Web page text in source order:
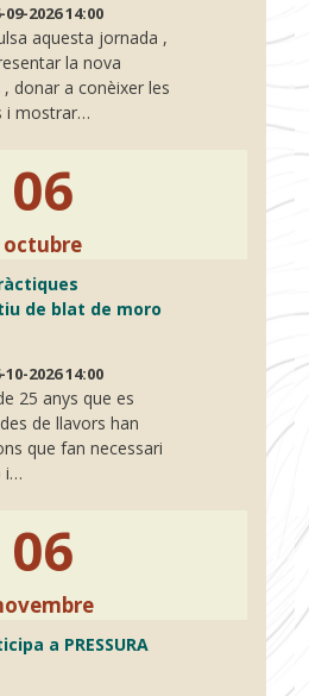
2026 14:00
aquesta jornada ,
la nova
donar a conèixer les
i mostrar…
06
octubre
de blat de moro
10-2026 14:00
25 anys que es
de llavors han
que fan necessari
i…
06
a PRESSURA